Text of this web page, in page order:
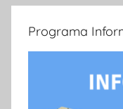
Programa